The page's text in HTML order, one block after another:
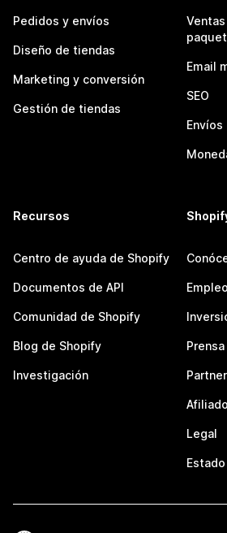
Pedidos y envíos
Diseño de tiendas
Marketing y conversión
Gestión de tiendas
Email
SEO
Envíos
Recursos
Centro de ayuda de Shopify
Documentos de API
Comunidad de Shopify
Blog de Shopify
Investigación
Legal